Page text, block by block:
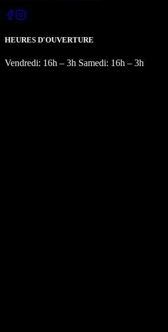
HEURES D'OUVERTURE
Vendredi: 16h – 3h Samedi: 16h – 3h